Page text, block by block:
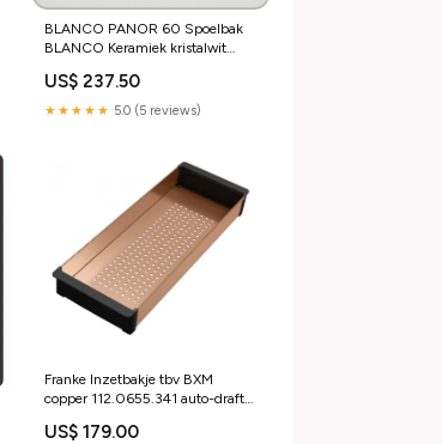
BLANCO PANOR 60 Spoelbak
BLANCO Keramiek kristalwit
Onderdelen
US$ 237.50
★★★★★ 5.0 (5 reviews)
Franke Inzetbakje tbv BXM
copper 112.0655.341 auto-draft-
US$ 179.00